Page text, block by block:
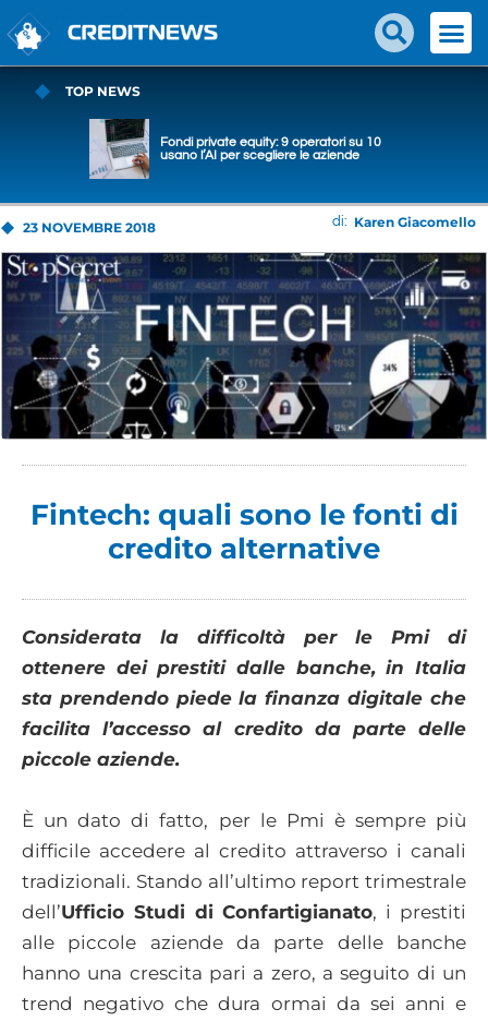
TOP NEWS
Fondi private equity: 9 operatori su 10
usano l’AI per scegliere le aziende
23 NOVEMBRE 2018 di: Karen Giacomello
Fintech: quali sono le fonti di
credito alternative
Considerata la difficoltà per le Pmi di
ottenere dei prestiti dalle banche, in Italia
sta prendendo piede la finanza digitale che
facilita l’accesso al credito da parte delle
piccole aziende.
È un dato di fatto, per le Pmi è sempre più
difficile accedere al credito attraverso i canali
tradizionali. Stando all’ultimo report trimestrale
dell’Ufficio Studi di Confartigianato, i prestiti
alle piccole aziende da parte delle banche
hanno una crescita pari a zero, a seguito di un
trend negativo che dura ormai da sei anni e